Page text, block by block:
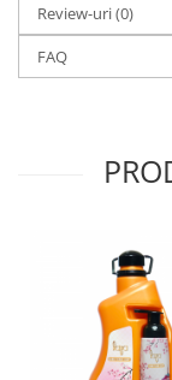
Review-uri(0)
FAQ